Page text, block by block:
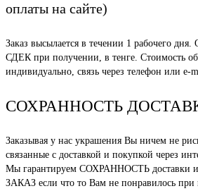
оплаты на сайте)
Заказ высылается в течении 1 рабочего дня.
СДЕК при получении, в тенге. Стоимость
индивидуально, связь через телефон или e-
СОХРАННОСТЬ
Заказывая у нас украшения Вы ничем не
связанные с доставкой и покупкой через
Мы гарантируем СОХРАННОСТЬ доставки
ЗАКАЗ если что то Вам не понравилось